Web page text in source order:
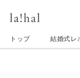
トップ 結婚式レ